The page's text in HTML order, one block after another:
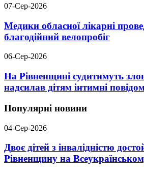
07-Сер-2026
Медики обласної лікарні
благодійний велопробіг
06-Сер-2026
На Рівненщині судитимуть
надсилав дітям інтимні
Популярні новини
04-Сер-2026
Двоє дітей з інвалідністю
Рівненщину на